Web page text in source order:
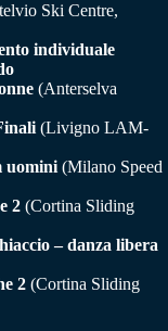
Ski Centre,
individuale
(Anterselva
(Livigno LAM-
uomini (Milano Speed
2 (Cortina Sliding
– danza libera
2 (Cortina Sliding